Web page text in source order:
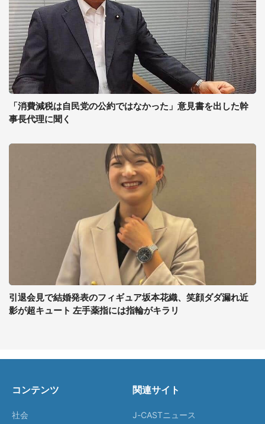
「消費減税は自民党の公約ではなかった」意見書を出した幹
事長代理に聞く
引退会見で結婚発表のフィギュア坂本花織、笑顔ダダ漏れ近
影が超キュート 左手薬指には指輪がキラリ
コンテンツ
社会
関連サイト
J-CASTニュース